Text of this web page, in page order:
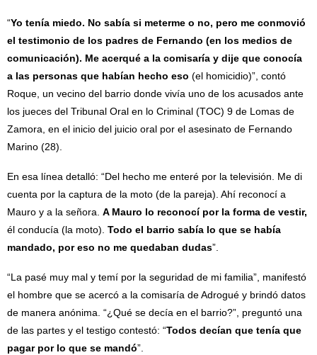
“Yo tenía miedo. No sabía si meterme o no, pero me conmovió
el testimonio de los padres de Fernando (en los medios de
comunicación). Me acerqué a la comisaría y dije que conocía
a las personas que habían hecho eso (el homicidio)”, contó
Roque, un vecino del barrio donde vivía uno de los acusados ante
los jueces del Tribunal Oral en lo Criminal (TOC) 9 de Lomas de
Zamora, en el inicio del juicio oral por el asesinato de Fernando
Marino (28).
En esa línea detalló: “Del hecho me enteré por la televisión. Me di
cuenta por la captura de la moto (de la pareja). Ahí reconocí a
Mauro y a la señora. A Mauro lo reconocí por la forma de vestir,
él conducía (la moto). Todo el barrio sabía lo que se había
mandado, por eso no me quedaban dudas”.
“La pasé muy mal y temí por la seguridad de mi familia”, manifestó
el hombre que se acercó a la comisaría de Adrogué y brindó datos
de manera anónima. “¿Qué se decía en el barrio?”, preguntó una
de las partes y el testigo contestó: “Todos decían que tenía que
pagar por lo que se mandó”.